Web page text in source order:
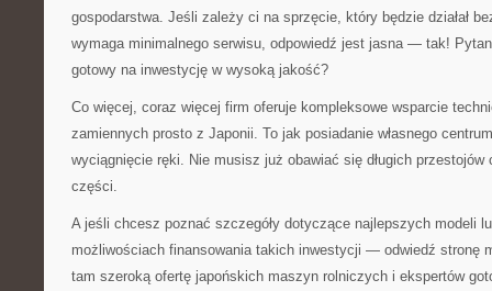
gospodarstwa. Jeśli zależy ci na sprzęcie, który będzie działał
wymaga minimalnego serwisu, odpowiedź jest jasna — tak!
gotowy na inwestycję w wysoką jakość?
Co więcej, coraz więcej firm oferuje kompleksowe wsparcie
zamiennych prosto z Japonii. To jak posiadanie własnego
wyciągnięcie ręki. Nie musisz już obawiać się długich
części.
A jeśli chcesz poznać szczegóły dotyczące najlepszych modeli
możliwościach finansowania takich inwestycji — odwiedź stronę
tam szeroką ofertę japońskich maszyn rolniczych i ekspertów